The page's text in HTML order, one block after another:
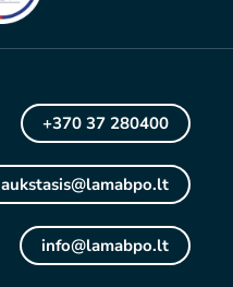
+370 37 280400
aukstasis@lamabpo.lt
info@lamabpo.lt